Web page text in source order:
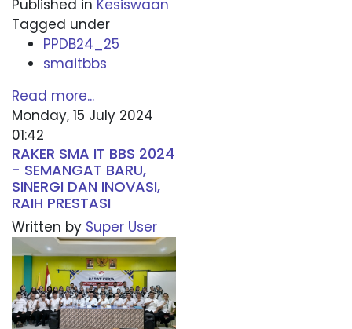
Published in Kesiswaan
Tagged under
PPDB24_25
smaitbbs
Read more...
Monday, 15 July 2024
01:42
RAKER SMA IT BBS 2024
- SEMANGAT BARU,
SINERGI DAN INOVASI,
RAIH PRESTASI
Written by Super User